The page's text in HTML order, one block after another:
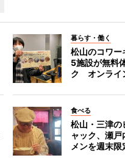
暮らす・働く
松山のコワー
5施設が無料
ク オンライ
食べる
松山・三津の
ャック、瀬
メンを週末